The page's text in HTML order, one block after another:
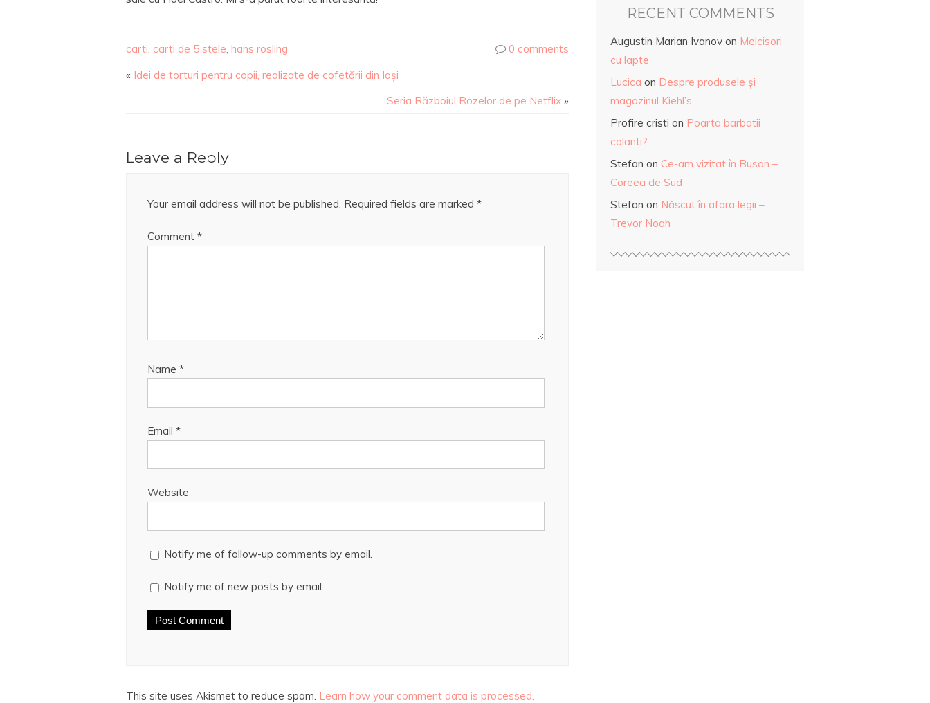
carti, carti de 5 stele, hans rosling
0 comments
« Idei de torturi pentru copii, realizate de cofetării din Iași
Seria Războiul Rozelor de pe Netflix »
Leave a Reply
Your email address will not be published. Required fields are marked *
Comment *
Name *
Email *
Website
Notify me of follow-up comments by email.
Notify me of new posts by email.
This site uses Akismet to reduce spam. Learn how your comment data is processed.
RECENT COMMENTS
Augustin Marian Ivanov on Melcisori
cu lapte
Lucica on Despre produsele și
magazinul Kiehl’s
Profire cristi on Poarta barbatii
colanti?
Stefan on Ce-am vizitat în Busan –
Coreea de Sud
Stefan on Născut în afara legii –
Trevor Noah